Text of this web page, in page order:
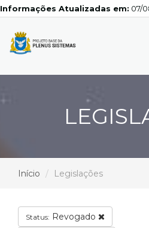
Atualizadas em: 07/
Início Legislações
Status: Revogado